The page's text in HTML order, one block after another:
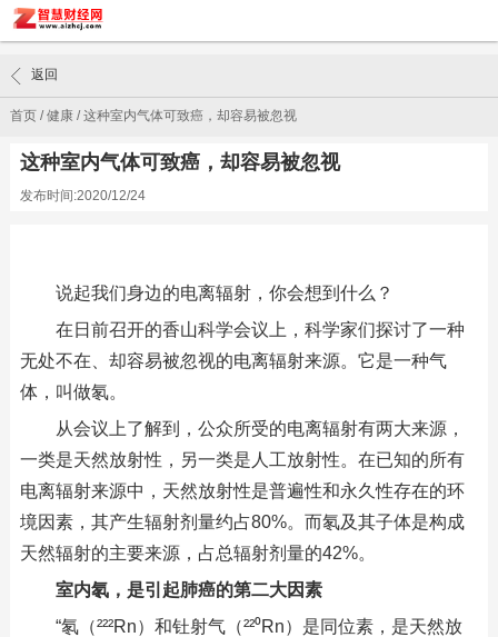
首页/健康/这种室内气体可致癌，却容易被忽视
返回
这种室内气体可致癌，却容易被忽视
发布时间:2020/12/24
说起我们身边的电离辐射，你会想到什么？
在日前召开的香山科学会议上，科学家们探讨了一种
无处不在、却容易被忽视的电离辐射来源。它是一种气
体，叫做氡。
从会议上了解到，公众所受的电离辐射有两大来源，
一类是天然放射性，另一类是人工放射性。在已知的所有
电离辐射来源中，天然放射性是普遍性和永久性存在的环
境因素，其产生辐射剂量约占80%。而氡及其子体是构成
天然辐射的主要来源，占总辐射剂量的42%。
室内氡，是引起肺癌的第二大因素
“氡（²²²Rn）和钍射气（²²⁰Rn）是同位素，是天然放